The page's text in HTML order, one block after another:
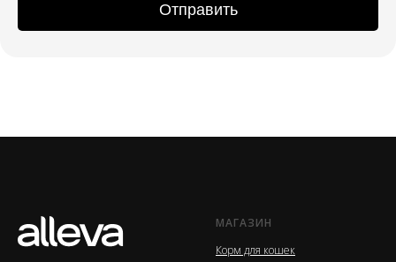
Отправить
МАГАЗИН
Корм для кошек